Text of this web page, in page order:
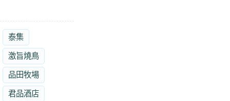
泰集
激旨燒鳥
品田牧場
君品酒店